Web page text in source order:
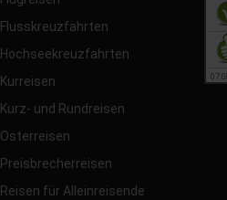
Flusskreuzfahrten
Hochseekreuzfahrten
Kurreisen
Kurz- und Rundreisen
Osterreisen
Preisbrecherreisen
Reisen für Alleinreisende